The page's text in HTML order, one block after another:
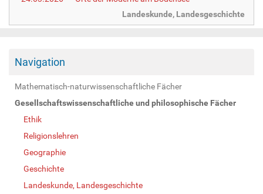
Landeskunde, Landesgeschichte
Navigation
Mathematisch-naturwissenschaftliche Fächer
Gesellschaftswissenschaftliche und philosophische Fächer
Ethik
Religionslehren
Geographie
Geschichte
Landeskunde, Landesgeschichte